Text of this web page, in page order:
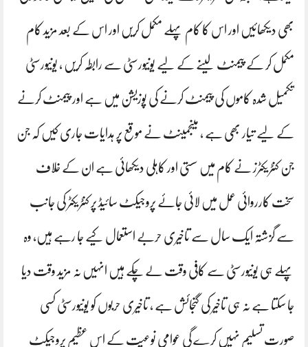
بھی دیکھائیں اور اس کا کام پہلے مکمل کریں اور اس کے بعد مزید کام
مکمل کر کے پیمنٹ لینے کے لیے یونیورسٹی سے رابطہ کریں ، یونیورسٹی
تکمیل شدہ کاموں کی پیمنٹ کرنے کی پوزیشن میں ہے اور پیمنٹ کرنے
کے لیے تیار بھی ہے ، مینجمینٹ نے موقع پر ہدایات جاری کیں کہ جن
جن کنٹریکٹرز نے کام میں سستی اور کاہلی دیکھائی ہے ان کے خلاف
سخت کارروائی عمل میں لائی جائے پروجیکٹ سائیڈ پر کنٹریکٹر کی جانب
سے گزشتہ ایک سال سے تاخیری حربے استعمال کیے جا رہے ہیں، وہ
پہلے ہی یونیورسٹی سے کافی وقت لے چکے ہیں انہیں نہ مزید وقت دیا
جا سکتا ہے نہ ہی تاخیر کی گنجائش ہے ، تاخیری حربوں کو یونیورسٹی کسی
صورت تسلیم نہیں کرے گی عوامی نوعیت کے اس عظیم پروجیکٹ